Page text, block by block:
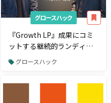
グロースハック
『Growth LP』成果にコミ
ットする継続的ランディン
グページ改善サービス
グロースハック